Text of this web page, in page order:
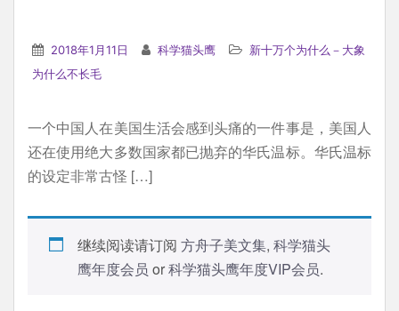
2018年1月11日 科学猫头鹰
新十万个为什么－大象
为什么不长毛
一个中国人在美国生活会感到头痛的一件事是，美国人
还在使用绝大多数国家都已抛弃的华氏温标。华氏温标
的设定非常古怪 […]
继续阅读请订阅 方舟子美文集, 科学猫头
鹰年度会员 or科学猫头鹰年度VIP会员.